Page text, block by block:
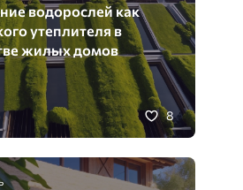
водорослей как
утеплителя в
жилых домов
8